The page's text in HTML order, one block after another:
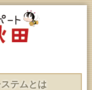
テムとは